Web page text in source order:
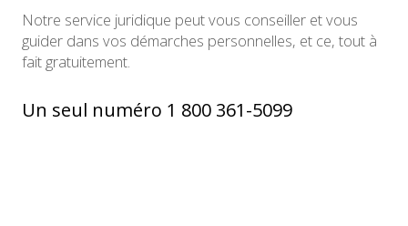
Notre service juridique peut vous conseiller et vous
guider dans vos démarches personnelles, et ce, tout à
fait gratuitement.
Un seul numéro 1 800 361-5099